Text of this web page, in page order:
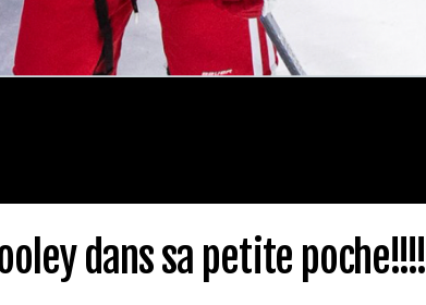
dans sa petite poche!!!!